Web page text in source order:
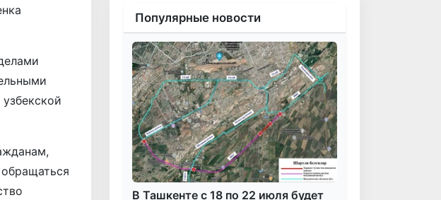
Популярные новости
В Ташкенте с 18 по 22 июля будет